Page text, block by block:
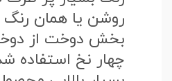
روشن یا همان رنگ
بخش دوخت از
چهار نخ استفاده